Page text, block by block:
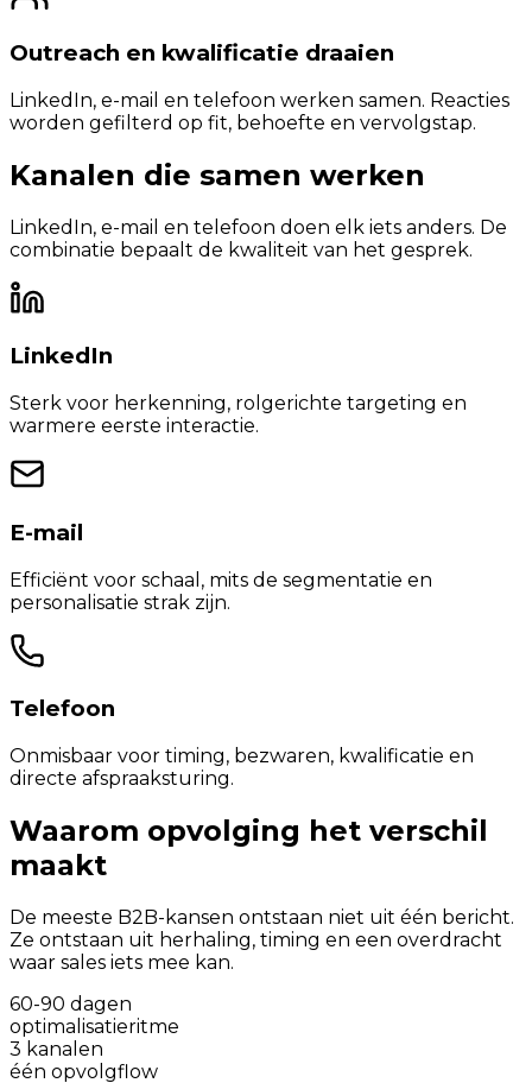
Outreach en kwalificatie draaien
LinkedIn, e-mail en telefoon werken samen. Reacties
worden gefilterd op fit, behoefte en vervolgstap.
Kanalen die samen werken
LinkedIn, e-mail en telefoon doen elk iets anders. De
combinatie bepaalt de kwaliteit van het gesprek.
LinkedIn
Sterk voor herkenning, rolgerichte targeting en
warmere eerste interactie.
E-mail
Efficiënt voor schaal, mits de segmentatie en
personalisatie strak zijn.
Telefoon
Onmisbaar voor timing, bezwaren, kwalificatie en
directe afspraaksturing.
Waarom opvolging het verschil
maakt
De meeste B2B-kansen ontstaan niet uit één bericht.
Ze ontstaan uit herhaling, timing en een overdracht
waar sales iets mee kan.
60-90 dagen
optimalisatieritme
3 kanalen
één opvolgflow